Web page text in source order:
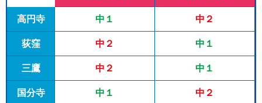
高円寺 中１ 中２
荻窪 中２ 中１
三鷹 中２ 中１
国分寺 中１ 中２